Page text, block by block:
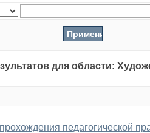
для области:
педагогической